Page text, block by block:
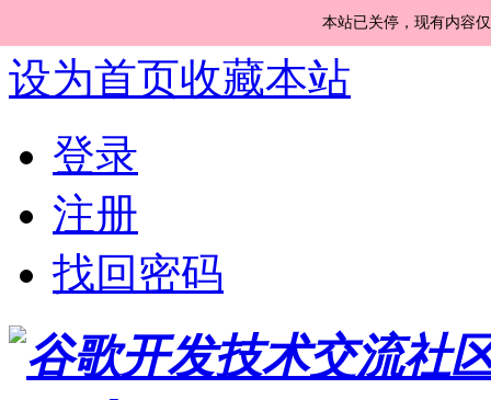
本站已关停，现有内容
设为首页收藏本站
登录
注册
找回密码